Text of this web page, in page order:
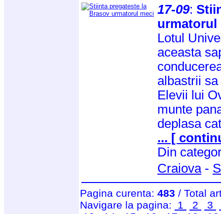
17-09:
urmatorul
Lotul
aceasta
albastrii
Elevii lui
munte
deplasa
... [
Din
Craiova-
Pagina curenta: 483 / Total
Navigare la pagina:
1 2 3